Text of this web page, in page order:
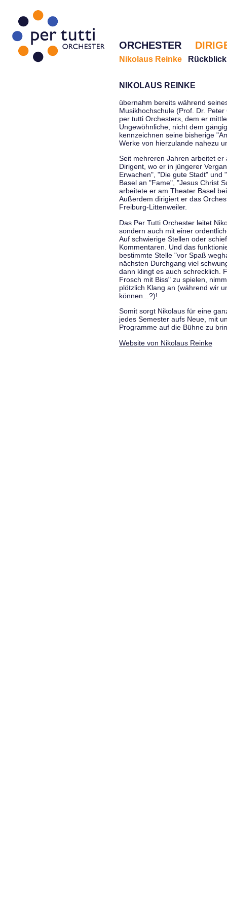
ORCHESTER
Nikolaus Reinke Rückblick
NIKOLAUS REINKE
übernahm bereits während
Musikhochschule (Prof. Dr.
per tutti Orchesters, dem er
Ungewöhnliche, nicht dem
kennzeichnen seine bisherige
Werke von hierzulande nahezu
Seit mehreren Jahren arbeitet
Dirigent, wo er in jüngerer
Erwachen", "Die gute Stadt" und
Basel an "Fame", "Jesus Christ
arbeitete er am Theater Basel
Außerdem dirigiert er das
Freiburg-Littenweiler.
Das Per Tutti Orchester leitet
sondern auch mit einer
Auf schwierige Stellen oder
Kommentaren. Und das
bestimmte Stelle "vor Spaß
nächsten Durchgang viel
dann klingt es auch schrecklich.
Frosch mit Biss" zu spielen,
plötzlich Klang an (während wir
können...?)!
Somit sorgt Nikolaus für eine
jedes Semester aufs Neue, mit
Programme auf die Bühne zu
Website von Nikolaus Reinke